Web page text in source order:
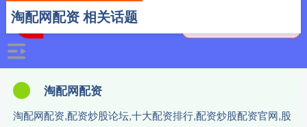
淘配网配资
淘配网配资,配资炒股论坛,十大配资排行,配资炒股配资官网,股
淘配网配资 相关话题